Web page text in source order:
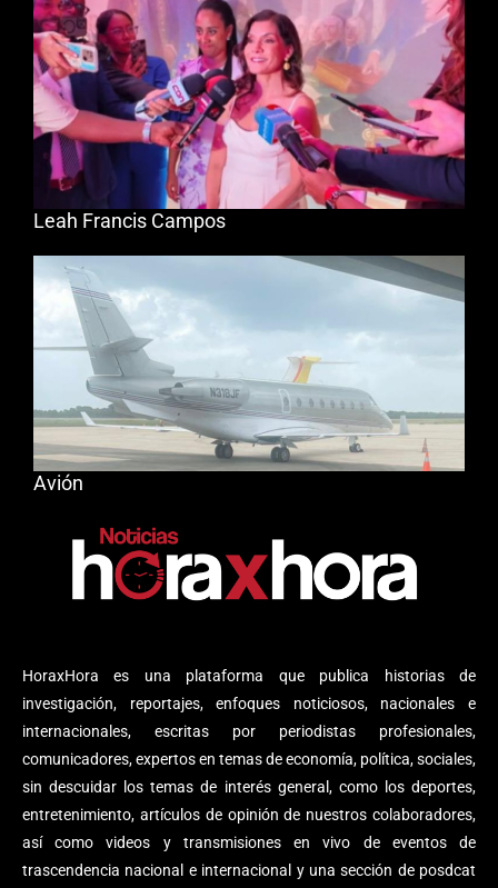
HoraxHora es una plataforma que publica historias de
investigación, reportajes, enfoques noticiosos, nacionales e
internacionales, escritas por periodistas profesionales,
comunicadores, expertos en temas de economía, política, sociales,
sin descuidar los temas de interés general, como los deportes,
entretenimiento, artículos de opinión de nuestros colaboradores,
así como videos y transmisiones en vivo de eventos de
trascendencia nacional e internacional y una sección de posdcat
Leah Francis Campos
Avión